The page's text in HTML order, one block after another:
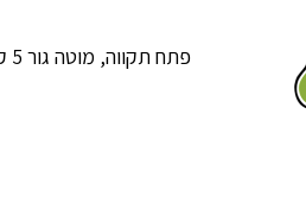
פתח תקווה, מוטה גור 5 קומה 1